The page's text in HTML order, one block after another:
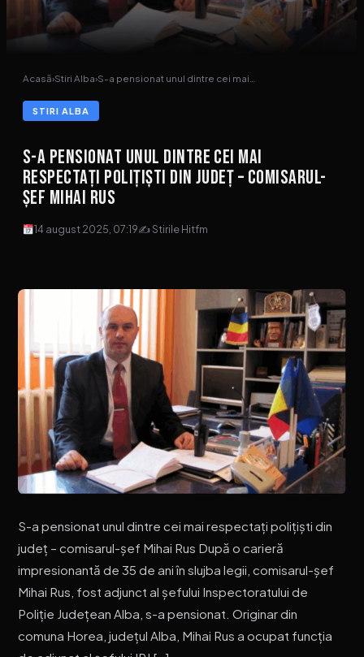
Acasă›Stiri Alba›S-a pensionat unul dintre cei mai…
STIRI ALBA
S-a pensionat unul dintre cei mai
respectați polițiști din județ – comisarul-
șef Mihai Rus
14 august 2025, 07:19✍ Stirile Hitfm
S-a pensionat unul dintre cei mai respectați polițiști din
județ – comisarul-șef Mihai Rus După o carieră
impresionantă de 35 de ani în slujba legii, comisarul-șef
Mihai Rus, fost adjunct al șefului Inspectoratului de
Poliție Județean Alba, s-a pensionat. Originar din
comuna Horea, județul Alba, Mihai Rus a ocupat funcția